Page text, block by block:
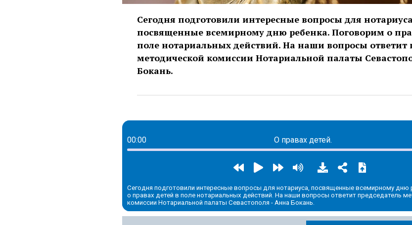
Сегодня подготовили интересные вопросы для
посвященные всемирному дню ребенка. Поговорим о
поле нотариальных действий. На наши вопросы ответит
методической комиссии Нотариальной палаты
Бокань.
00:00 О правах детей.
Сегодня подготовили интересные вопросы для нотариуса, посвященные всемирному дню
о правах детей в поле нотариальных действий. На наши вопросы ответит председатель
комиссии Нотариальной палаты Севастополя - Анна Бокань.